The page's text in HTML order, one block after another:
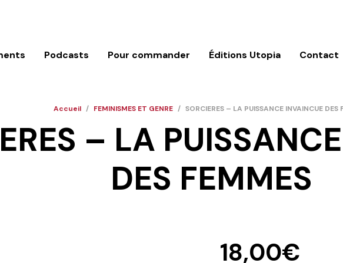
Podcasts Pour commander Éditions Utopia Contact
Accueil / FEMINISMES ET GENRE / SORCIERES – LA PUISSANCE INVAINCUE DES
– LA
DES FEMMES
18,00€